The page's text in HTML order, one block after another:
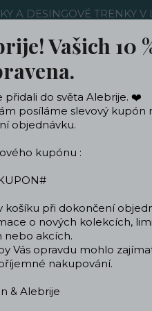
A DESINGOVÉ TRENKY V
Ochrana soukromí Blog
Hledat
náramky Přírodní motivy
hory
Vašich 10
přidali do světa Alebrije. ❤️
posíláme slevový kupón
objednávku.
kupónu :
při dokončení
o nových kolekcích,
nebo akcích.
Vás opravdu mohlo
nakupování.
& Alebrije